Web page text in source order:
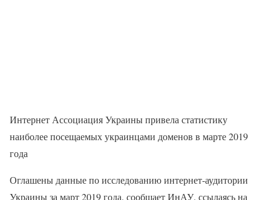
Интернет Ассоциация Украины привела статистику
наиболее посещаемых украинцами доменов в марте 2019
года
Оглашены данные по исследованию интернет-аудитории
Украины за март 2019 года, сообщает ИнАУ, ссылаясь на